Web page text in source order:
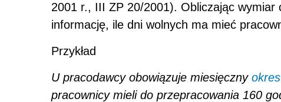
2001 r., III ZP 20/2001). Obliczając wymiar
informację, ile dni wolnych ma mieć
Przykład
U pracodawcy obowiązuje miesięczny
pracownicy mieli do przepracowania 160